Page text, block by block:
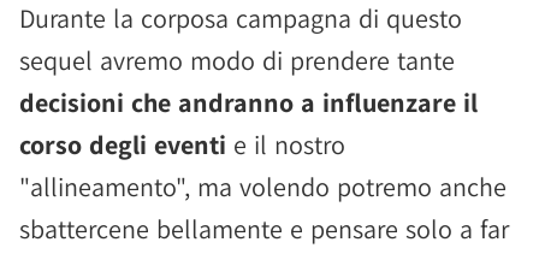
Durante la corposa campagna di questo
sequel avremo modo di prendere tante
decisioni che andranno a influenzare il
corso degli eventi e il nostro
"allineamento", ma volendo potremo anche
sbattercene bellamente e pensare solo a far